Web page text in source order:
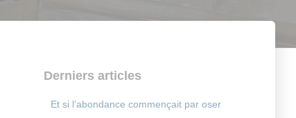
Derniers articles
Et si l’abondance commençait par oser